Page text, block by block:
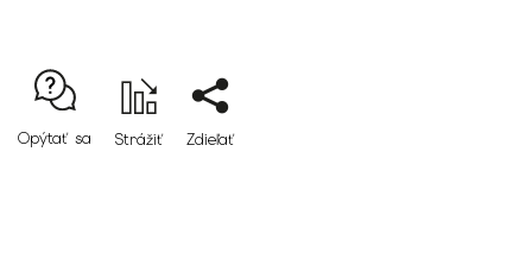
Opýtať sa Strážiť Zdieľať